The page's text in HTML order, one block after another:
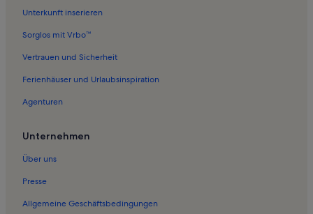
Unterkunft inserieren
Sorglos mit Vrbo™
Vertrauen und Sicherheit
Ferienhäuser und Urlaubsinspiration
Agenturen
Unternehmen
Über uns
Presse
Allgemeine Geschäftsbedingungen